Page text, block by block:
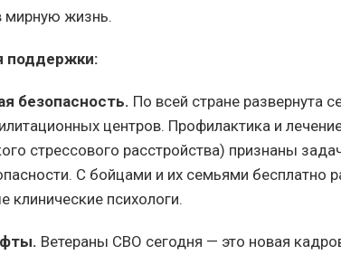
мирную жизнь.
поддержки:
безопасность. По всей стране развернута
центров. Профилактика и
стрессового расстройства) признаны
С бойцами и их семьями бесплатно
клинические психологи.
Ветераны СВО сегодня — это новая